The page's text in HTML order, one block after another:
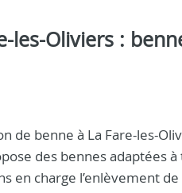
les-Oliviers :
de benne à La Fare-les-
des bennes adaptées
en charge l’enlèvement